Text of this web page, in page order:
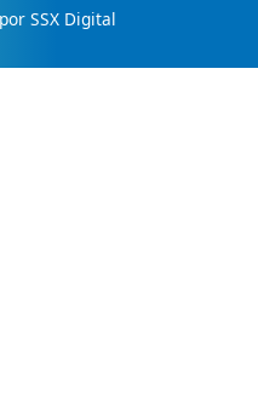
SSX Digital